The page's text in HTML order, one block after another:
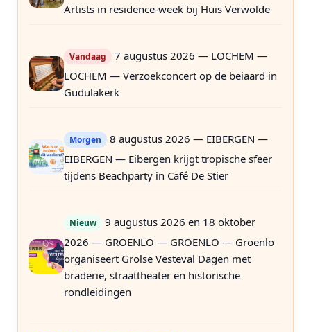
Artists in residence-week bij Huis Verwolde
Vandaag
7 augustus 2026 — LOCHEM —
LOCHEM — Verzoekconcert op de beiaard in
Gudulakerk
Morgen
8 augustus 2026 — EIBERGEN —
EIBERGEN — Eibergen krijgt tropische sfeer
tijdens Beachparty in Café De Stier
Nieuw
9 augustus 2026 en 18 oktober
2026 — GROENLO — GROENLO — Groenlo
organiseert Grolse Vesteval Dagen met
braderie, straattheater en historische
rondleidingen